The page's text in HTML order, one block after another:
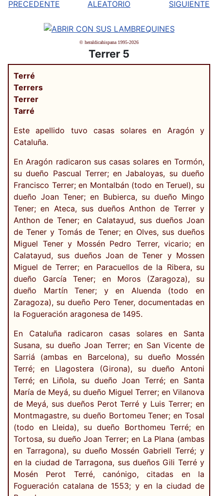
© heraldicahispana 1995-2026
Terrer 5
Terré
Terrers
Terrer
Tarré
Este apellido tuvo casas solares en Aragón y
Cataluña.
En Aragón radicaron sus casas solares en Tormón,
su dueño Pascual Terrer; en Jabaloyas, su dueño
Francisco Terrer; en Montalbán (todo en Teruel), su
dueño Joan Tener; en Bubierca, su dueño Mingo
Tener; en Ateca, sus dueños Anthon de Terrer y
Anthon de Tener; en Calatayud, sus dueños Joan
de Tener y Tomás de Tener; en Olves, sus dueños
Miguel Tener y Mossén Pedro Terrer, vicario; en
Calatayud, sus dueños Joan de Tener y Mossen
Miguel de Terrer; en Paracuellos de la Ribera, su
dueño García Tener; en Moros (Zaragoza), su
dueño Martín Tener; y en Aluenda (todo en
Zaragoza), su dueño Pero Tener, documentadas en
la Fogueración aragonesa de 1495.
En Cataluña radicaron casas solares en Santa
Susana, su dueño Joan Terrer; en San Vicente de
Sarriá (ambas en Barcelona), su dueño Mossén
Terré; en Llagostera (Girona), su dueño Antoni
Terré; en Liñola, su dueño Joan Terré; en Santa
María de Meyá, su dueño Miguel Terrer; en Vilanova
de Meyá, sus dueños Perot Terré y Luis Terrer; en
Montmagastre, su dueño Bortomeu Tener; en Tosal
(todo en Lleida), su dueño Borthomeu Terré; en
Tortosa, su dueño Joan Terrer; en La Plana (ambas
en Tarragona), su dueño Mossén Gabriell Terré; y
en la ciudad de Tarragona, sus dueños Gili Terré y
Mosén Perot Terré, canónigo, citadas en la
Fogueración catalana de 1553; y en la ciudad de